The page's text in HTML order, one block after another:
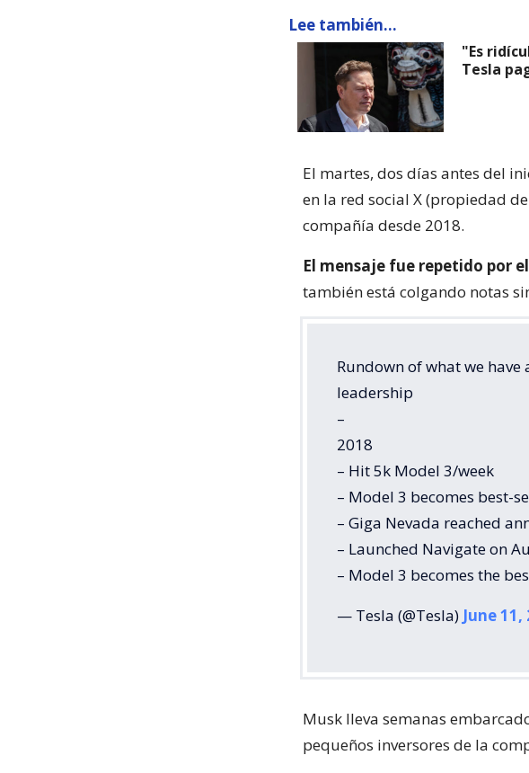
Lee también...
"Es
Tesla
El martes, dos días antes del
en la red social X (propiedad
compañía desde 2018.
El mensaje fue repetido por
también está colgando notas
Rundown of what we have
leadership
–
2018
– Hit 5k Model 3/week
– Model 3 becomes best-
– Giga Nevada reached
– Launched Navigate on
– Model 3 becomes the
— Tesla (@Tesla) June 11,
Musk lleva semanas
pequeños inversores de la